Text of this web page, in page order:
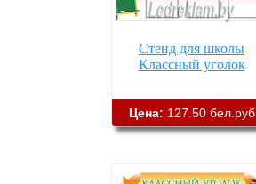
Стенд для школы
Классный уголок
Цена: 127.50 бел.руб.